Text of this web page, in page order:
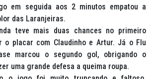
em seguida aos 2 minutos empatou a
das Laranjeiras.
teve mais duas chances no primeiro
o placar com Claudinho e Artur. Já o Flu
marcou o segundo gol, obrigando o
uma grande defesa a queima roupa.